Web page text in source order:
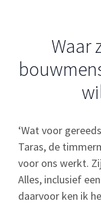
Waar
‘Wat voor
Taras, de
voor ons werkt.
Alles, inclusief
daarvoor ken ik